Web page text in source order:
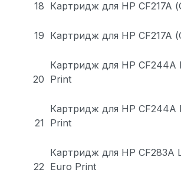
18 Картридж для HP
19 Картридж для HP
20
Картридж для HP CF244A
Print
21
Картридж для HP CF244A
Print
22
Картридж для HP CF283A
Euro Print